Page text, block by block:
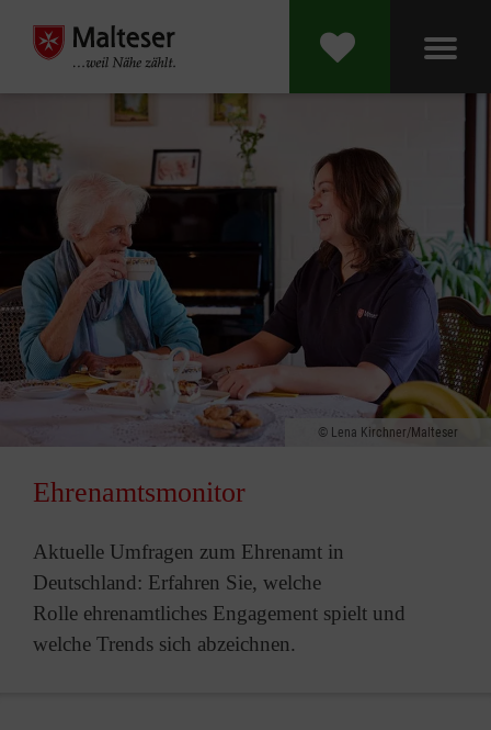
Lena Kirchner/Malteser
Ehrenamtsmonitor
Aktuelle Umfragen zum Ehrenamt in
Deutschland: Erfahren Sie, welche
Rolle ehrenamtliches Engagement spielt und
welche Trends sich abzeichnen.